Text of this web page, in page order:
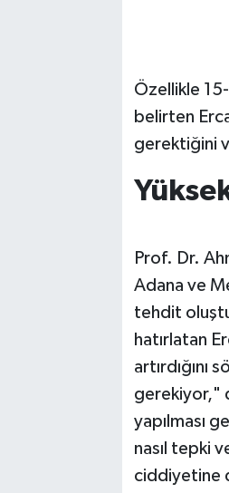
Özellikle
belirten
gerektiğini
Prof. Dr.
Adana ve
tehdit
hatırlatan
artırdığını
gerekiyor,"
yapılması
nasıl tepki
ciddiyetine